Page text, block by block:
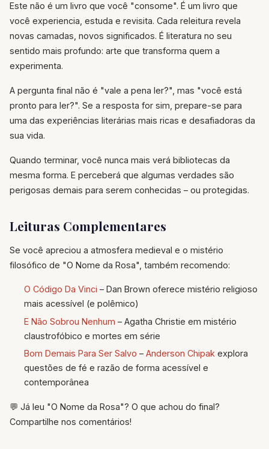
Este não é um livro que você "consome". É um livro que
você experiencia, estuda e revisita. Cada releitura revela
novas camadas, novos significados. É literatura no seu
sentido mais profundo: arte que transforma quem a
experimenta.
A pergunta final não é "vale a pena ler?", mas "você está
pronto para ler?". Se a resposta for sim, prepare-se para
uma das experiências literárias mais ricas e desafiadoras da
sua vida.
Quando terminar, você nunca mais verá bibliotecas da
mesma forma. E perceberá que algumas verdades são
perigosas demais para serem conhecidas – ou protegidas.
Leituras Complementares
Se você apreciou a atmosfera medieval e o mistério
filosófico de "O Nome da Rosa", também recomendo:
O Código Da Vinci – Dan Brown oferece mistério religioso
mais acessível (e polêmico)
E Não Sobrou Nenhum – Agatha Christie em mistério
claustrofóbico e mortes em série
Bom Demais Para Ser Salvo – Anderson Chipak explora
questões de fé e razão de forma acessível e
contemporânea
💬 Já leu "O Nome da Rosa"? O que achou do final?
Compartilhe nos comentários!